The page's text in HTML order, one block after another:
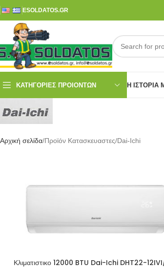
ESOLDATOS.GR
ΚΑΤΗΓΟΡΙΕΣ ΠΡΟΙΟΝΤΩΝ Η ΙΣΤΟΡΊΑ
Αρχική σελίδα Προϊόν Κατασκευαστες Dai-Ichi
Κλιματιστικο 12000 BTU Dai-Ichi DHT22-